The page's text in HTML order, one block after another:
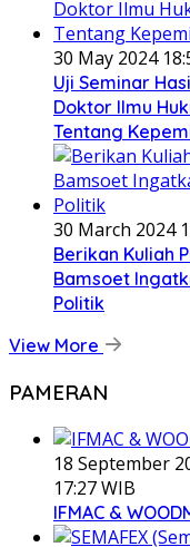
30 May 2024
Uji Seminar
Doktor Ilmu
Tentang
30 March 2024
Berikan Kuliah
Bamsoet
Politik
View More
PAMERAN
18 September
17:27 WIB
IFMAC &